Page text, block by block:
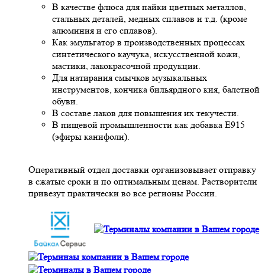
В качестве флюса для пайки цветных металлов,
стальных деталей, медных сплавов и т.д. (кроме
алюминия и его сплавов).
Как эмульгатор в производственных процессах
синтетического каучука, искусственной кожи,
мастики, лакокрасочной продукции.
Для натирания смычков музыкальных
инструментов, кончика бильярдного кия, балетной
обуви.
В составе лаков для повышения их текучести.
В пищевой промышленности как добавка Е915
(эфиры канифоли).
Оперативный отдел доставки организовывает отправку
в сжатые сроки и по оптимальным ценам. Растворители
привезут практически во все регионы России.